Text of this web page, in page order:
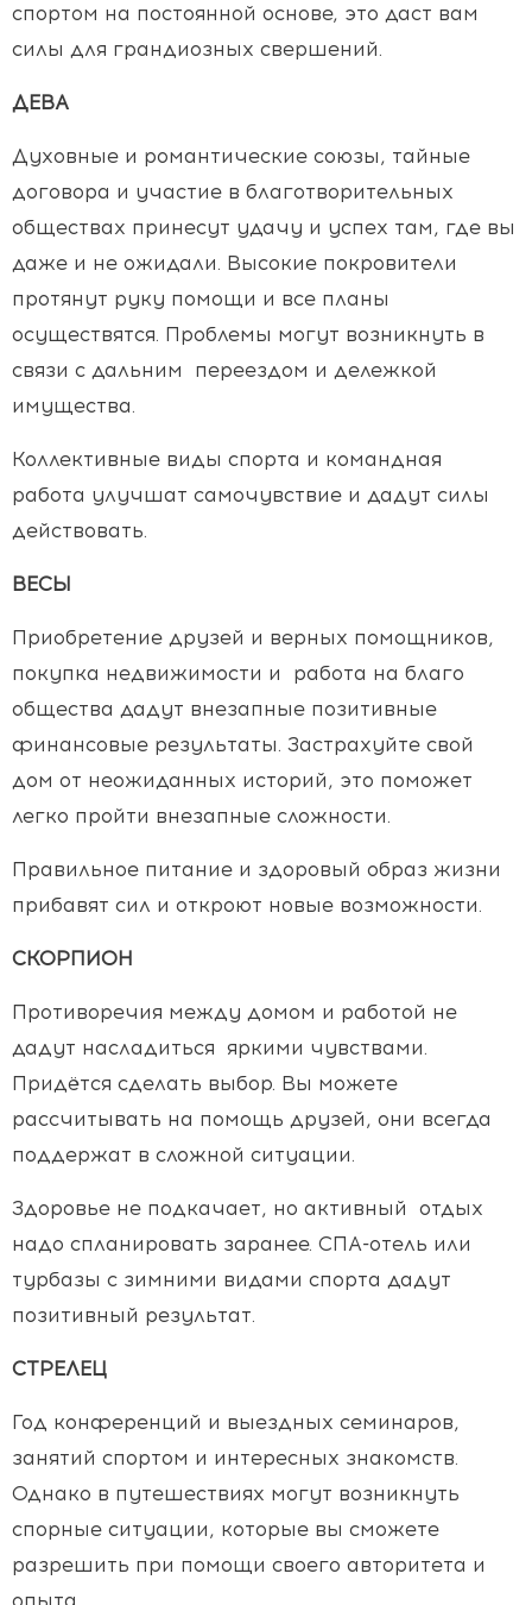
спортом на постоянной основе, это даст вам
силы для грандиозных свершений.
ДЕВА
Духовные и романтические союзы, тайные
договора и участие в благотворительных
обществах принесут удачу и успех там, где вы
даже и не ожидали. Высокие покровители
протянут руку помощи и все планы
осуществятся. Проблемы могут возникнуть в
связи с дальним переездом и дележкой
имущества.
Коллективные виды спорта и командная
работа улучшат самочувствие и дадут силы
действовать.
ВЕСЫ
Приобретение друзей и верных помощников,
покупка недвижимости и работа на благо
общества дадут внезапные позитивные
финансовые результаты. Застрахуйте свой
дом от неожиданных историй, это поможет
легко пройти внезапные сложности.
Правильное питание и здоровый образ жизни
прибавят сил и откроют новые возможности.
СКОРПИОН
Противоречия между домом и работой не
дадут насладиться яркими чувствами.
Придётся сделать выбор. Вы можете
рассчитывать на помощь друзей, они всегда
поддержат в сложной ситуации.
Здоровье не подкачает, но активный отдых
надо спланировать заранее. СПА-отель или
турбазы с зимними видами спорта дадут
позитивный результат.
СТРЕЛЕЦ
Год конференций и выездных семинаров,
занятий спортом и интересных знакомств.
Однако в путешествиях могут возникнуть
спорные ситуации, которые вы сможете
разрешить при помощи своего авторитета и
опыта.